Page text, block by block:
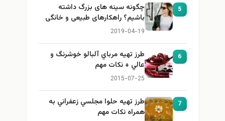
5
چگونه سینه های بزرگ داشته
باشیم؟ راهکارهای طبیعی و خانگی
برای بزرگ کردن سینه
2019-04-19
6
طرز تهيه مرباي آلبالو خوشرنگ و
عالي + نكات مهم
2015-07-25
7
طرز تهيه حلوا مجلسي زعفراني به
همراه نكات مهم